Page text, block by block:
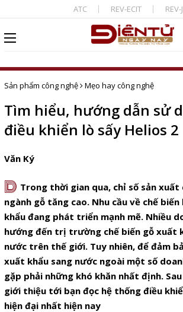
ATC REV-ECIT REV-
Sản phẩm công nghệ Mẹo hay công nghệ
Tìm hiểu, hướng dẫn sử
điều khiển lò sấy Helios 2
Văn Ký
D Trong thời gian qua, chỉ số sản xuất
ngành gỗ tăng cao. Nhu cầu về chế
khẩu đang phát triển mạnh mẽ. Nhiều
hướng đến trị trường chế biến gỗ xuất
nước trên thế giới. Tuy nhiên, để đảm
xuất khẩu sang nước ngoài một số
gặp phải những khó khăn nhất định.
giới thiệu tới bạn đọc hệ thống điều
hiện đại nhất hiện nay